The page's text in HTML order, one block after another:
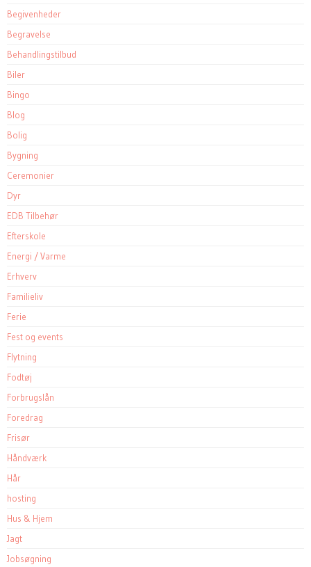
Begivenheder
Begravelse
Behandlingstilbud
Biler
Bingo
Blog
Bolig
Bygning
Ceremonier
Dyr
EDB Tilbehør
Efterskole
Energi / Varme
Erhverv
Familieliv
Ferie
Fest og events
Flytning
Fodtøj
Forbrugslån
Foredrag
Frisør
Håndværk
Hår
hosting
Hus & Hjem
Jagt
Jobsøgning